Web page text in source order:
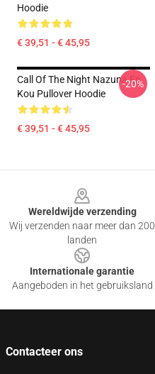
Hoodie
€ 39,51 - € 45,95
Call Of The Night Nazuna En
Kou Pullover Hoodie
€ 39,51 - € 45,95
-20%
Wereldwijde verzending
Wij verzenden naar meer dan 200
landen
Internationale garantie
Aangeboden in het gebruiksland
Contacteer ons